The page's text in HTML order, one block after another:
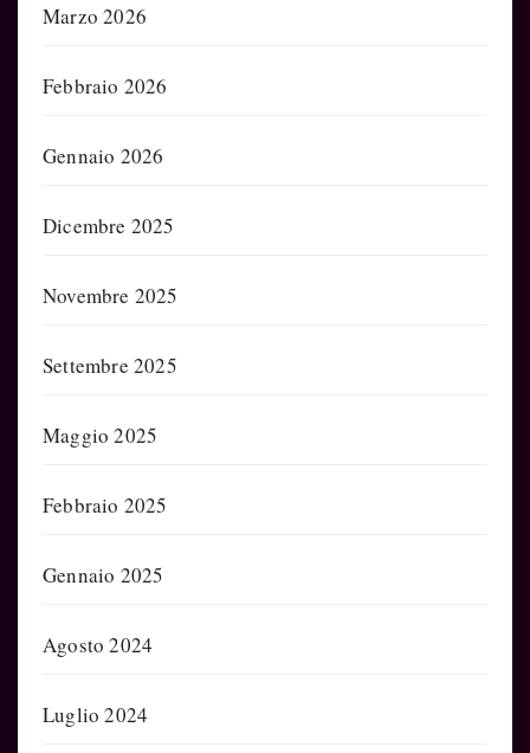
Marzo 2026
Febbraio 2026
Gennaio 2026
Dicembre 2025
Novembre 2025
Settembre 2025
Maggio 2025
Febbraio 2025
Gennaio 2025
Agosto 2024
Luglio 2024